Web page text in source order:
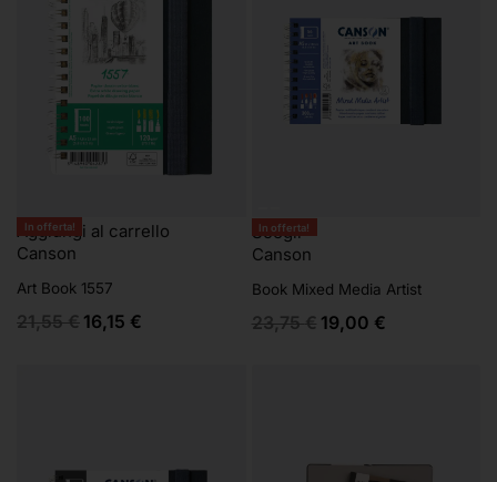
In offerta!
Aggiungi al carrello
Canson
Art Book 1557
21,55€ 16,15 €
In offerta!
Scegli
Canson
Book Mixed Media Artist
23,75€ 19,00 €